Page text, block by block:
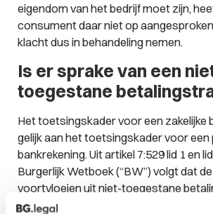
eigendom van het bedrijf moet zijn,
consument daar niet op
klacht dus in behandeling nemen.
Is er sprake van een
toegestane
Het toetsingskader voor een zakelijke
gelijk aan het toetsingskader voor een
bankrekening. Uit artikel 7:529 lid 1 en
Burgerlijk Wetboek (“BW”) volgt dat
voortvloeien uit niet-toegestane
voor rekening van de bank komen,